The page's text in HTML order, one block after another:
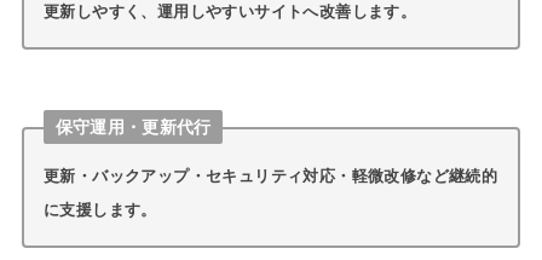
更新しやすく、運用しやすいサイトへ改善します。
保守運用・更新代行
更新・バックアップ・セキュリティ対応・軽微改修など継続的
に支援します。